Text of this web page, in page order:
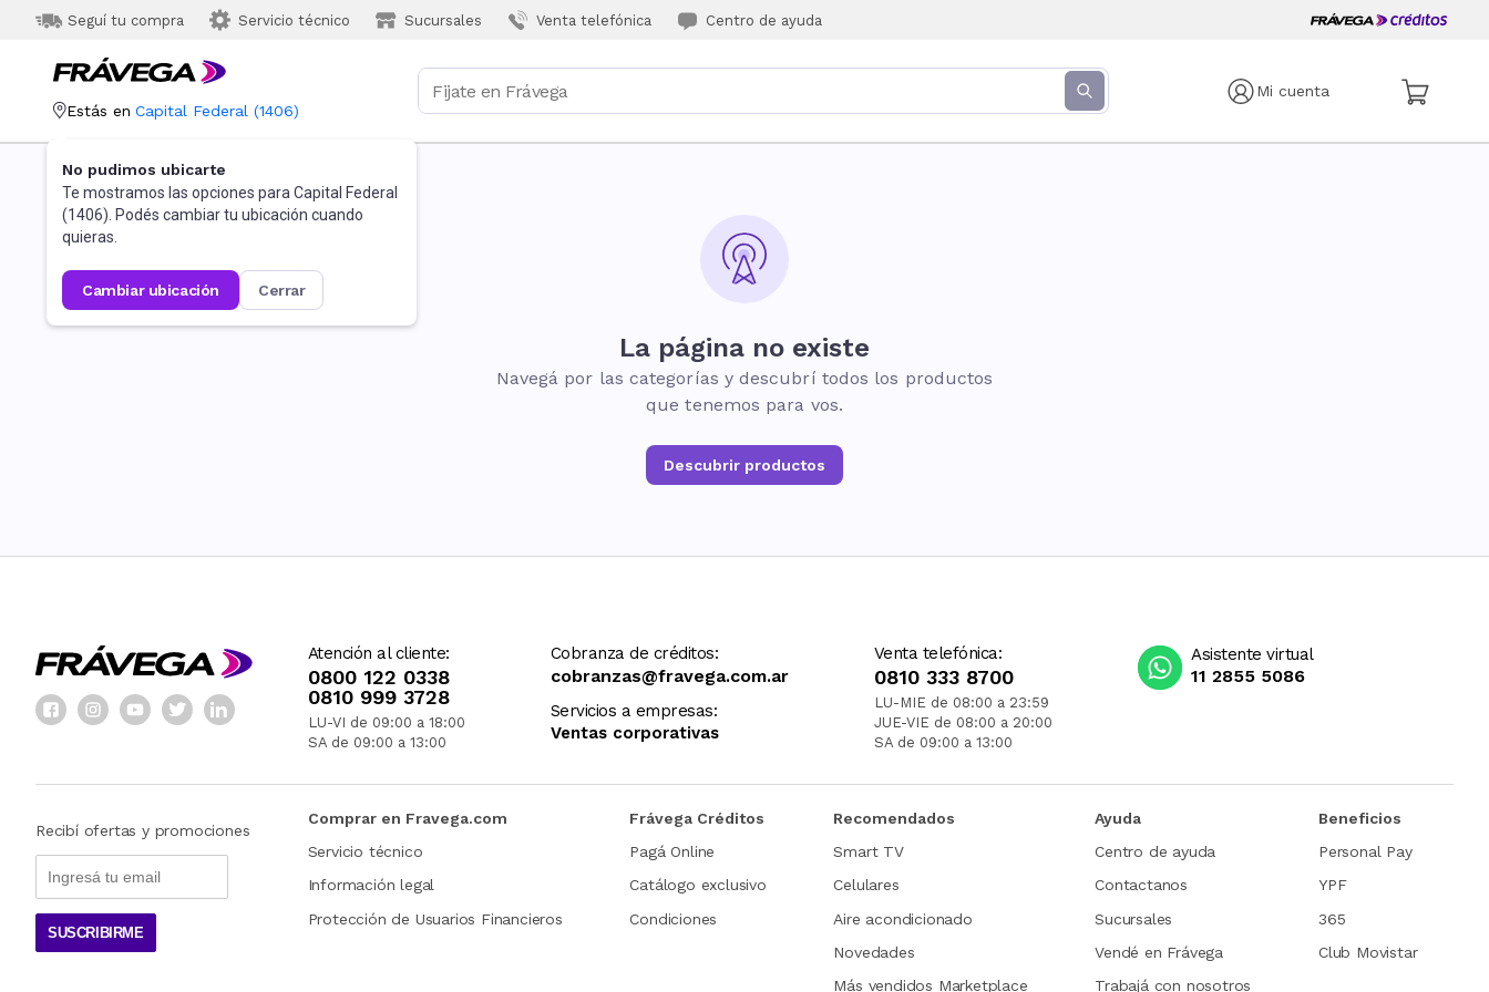
Seguí tu compra Servicio técnico Sucursales Venta telefónica Centro de ayuda
Mi cuenta
Estás en Capital Federal (1406)
No pudimos ubicarte
Te mostramos las opciones para Capital Federal
(1406). Podés cambiar tu ubicación cuando
quieras.
cambiar ubicación cerrar
La página no existe
Navegá por las categorías y descubrí todos los productos
que tenemos para vos.
Descubrir productos
Atención al cliente:
0800 122 0338
0810 999 3728
LU-VI de 09:00 a 18:00
SA de 09:00 a 13:00
Cobranza de créditos:
cobranzas@fravega.com.ar
Servicios a empresas:
Ventas corporativas
Venta telefónica:
0810 333 8700
LU-MIE de 08:00 a 23:59
JUE-VIE de 08:00 a 20:00
SA de 09:00 a 13:00
Asistente virtual
11 2855 5086
Recibí ofertas y promociones
SUSCRIBIRME
Comprar en Fravega.com
Servicio técnico
Información legal
Protección de Usuarios Financieros
Frávega Créditos
Pagá Online
Catálogo exclusivo
Condiciones
Recomendados
Smart TV
Celulares
Aire acondicionado
Novedades
Más vendidos Marketplace
Ayuda
Centro de ayuda
Contactanos
Sucursales
Vendé en Frávega
Trabajá con nosotros
Beneficios
Personal Pay
YPF
365
Club Movistar